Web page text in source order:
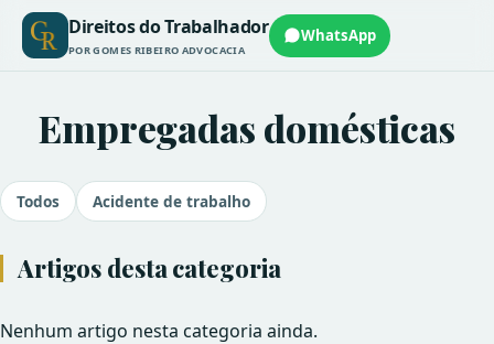
Direitos do Trabalhador
POR GOMES RIBEIRO ADVOCACIA
WhatsApp
Empregadas domésticas
Todos Acidente de trabalho
Artigos desta categoria
Nenhum artigo nesta categoria ainda.